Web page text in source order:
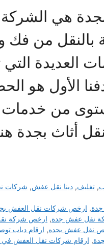
هي الشركة
بالنقل من فك
العديدة
الأول هو
من خدمات
أثاث بجدة
,تغليف,دينا نقل عفش, شركات
, ارخص شركات نقل العفش
نقل عفش جدة, ارخص شركة
نقل عفش بجده, ارقام دباب
, ارقام شركات نقل العفش في